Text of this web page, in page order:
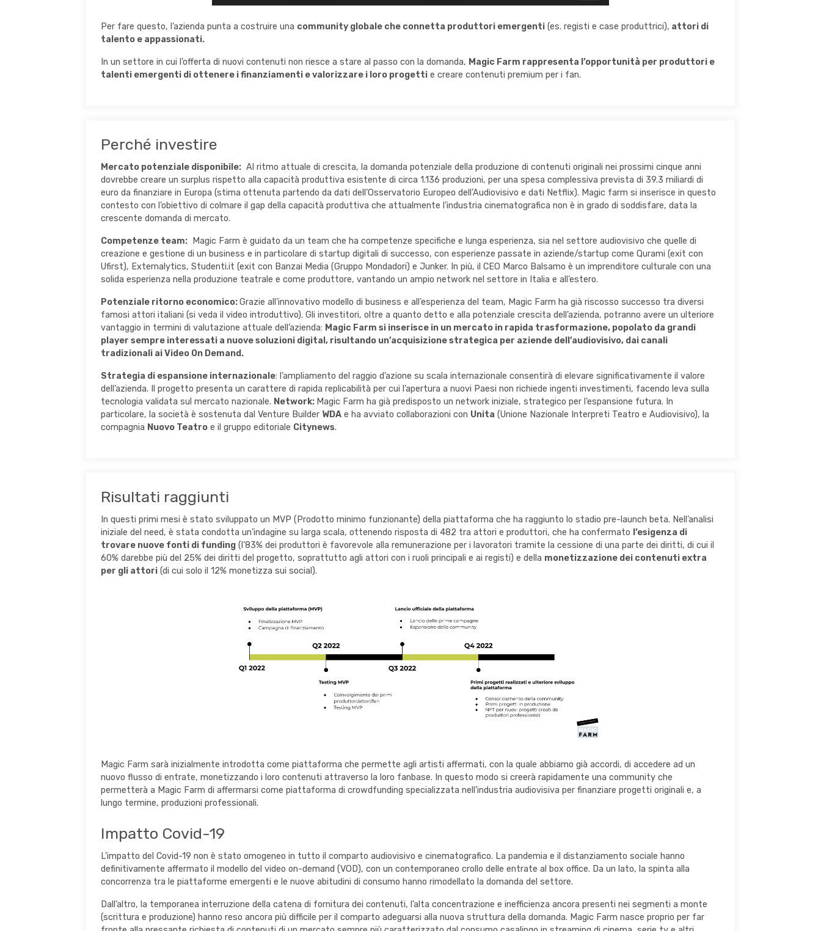
Per fare questo, l’azienda punta a costruire una community globale che connetta produttori emergenti (es. registi e case produttrici), attori di
talento e appassionati.
In un settore in cui l’offerta di nuovi contenuti non riesce a stare al passo con la domanda, Magic Farm rappresenta l’opportunità per produttori e
talenti emergenti di ottenere i finanziamenti e valorizzare i loro progetti e creare contenuti premium per i fan.
Perché investire
Mercato potenziale disponibile: Al ritmo attuale di crescita, la domanda potenziale della produzione di contenuti originali nei prossimi cinque anni
dovrebbe creare un surplus rispetto alla capacità produttiva esistente di circa 1.136 produzioni, per una spesa complessiva prevista di 39.3 miliardi di
euro da finanziare in Europa (stima ottenuta partendo da dati dell’Osservatorio Europeo dell’Audiovisivo e dati Netflix). Magic farm si inserisce in questo
contesto con l’obiettivo di colmare il gap della capacità produttiva che attualmente l’industria cinematografica non è in grado di soddisfare, data la
crescente domanda di mercato.
Competenze team: Magic Farm è guidato da un team che ha competenze specifiche e lunga esperienza, sia nel settore audiovisivo che quelle di
creazione e gestione di un business e in particolare di startup digitali di successo, con esperienze passate in aziende/startup come Qurami (exit con
Ufirst), Externalytics, Studenti.it (exit con Banzai Media (Gruppo Mondadori) e Junker. In più, il CEO Marco Balsamo è un imprenditore culturale con una
solida esperienza nella produzione teatrale e come produttore, vantando un ampio network nel settore in Italia e all’estero.
Potenziale ritorno economico:Grazie all’innovativo modello di business e all’esperienza del team, Magic Farm ha già riscosso successo tra diversi
famosi attori italiani (si veda il video introduttivo). Gli investitori, oltre a quanto detto e alla potenziale crescita dell’azienda, potranno avere un ulteriore
vantaggio in termini di valutazione attuale dell’azienda: Magic Farm si inserisce in un mercato in rapida trasformazione, popolato da grandi
player sempre interessati a nuove soluzioni digital , risultando un’acquisizione strategica per aziende dell’audiovisivo, dai canali
tradizionali ai Video On Demand.
Strategia di espansione internazionale: l’ampliamento del raggio d’azione su scala internazionale consentirà di elevare significativamente il valore
dell’azienda. Il progetto presenta un carattere di rapida replicabilità per cui l’apertura a nuovi Paesi non richiede ingenti investimenti, facendo leva sulla
tecnologia validata sul mercato nazionale. Network: Magic Farm ha già predisposto un network iniziale, strategico per l’espansione futura. In
particolare, la società è sostenuta dal Venture Builder WDA e ha avviato collaborazioni con Unita (Unione Nazionale Interpreti Teatro e Audiovisivo), la
compagnia Nuovo Teatro e il gruppo editoriale Citynews.
Risultati raggiunti
In questi primi mesi è stato sviluppato un MVP (Prodotto minimo funzionante) della piattaforma che ha raggiunto lo stadio pre-launch beta. Nell’analisi
iniziale del need, è stata condotta un’indagine su larga scala, ottenendo risposta di 482 tra attori e produttori, che ha confermato l’esigenza di
trovare nuove fonti di funding (l’83% dei produttori è favorevole alla remunerazione per i lavoratori tramite la cessione di una parte dei diritti, di cui il
60% darebbe più del 25% dei diritti del progetto, soprattutto agli attori con i ruoli principali e ai registi) e della monetizzazione dei contenuti extra
per gli attori (di cui solo il 12% monetizza sui social).
Magic Farm sarà inizialmente introdotta come piattaforma che permette agli artisti affermati, con la quale abbiamo già accordi, di accedere ad un
nuovo flusso di entrate, monetizzando i loro contenuti attraverso la loro fanbase. In questo modo si creerà rapidamente una community che
permetterà a Magic Farm di affermarsi come piattaforma di crowdfunding specializzata nell’industria audiovisiva per finanziare progetti originali e, a
lungo termine, produzioni professionali.
Impatto Covid-19
L’impatto del Covid-19 non è stato omogeneo in tutto il comparto audiovisivo e cinematografico. La pandemia e il distanziamento sociale hanno
definitivamente affermato il modello del video on-demand (VOD), con un contemporaneo crollo delle entrate al box office. Da un lato, la spinta alla
concorrenza tra le piattaforme emergenti e le nuove abitudini di consumo hanno rimodellato la domanda del settore.
Dall’altro, la temporanea interruzione della catena di fornitura dei contenuti, l’alta concentrazione e inefficienza ancora presenti nei segmenti a monte
(scrittura e produzione) hanno reso ancora più difficile per il comparto adeguarsi alla nuova struttura della domanda. Magic Farm nasce proprio per far